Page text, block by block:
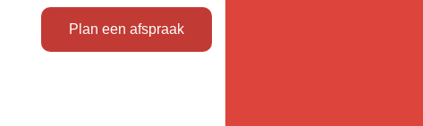
Plan een afspraak